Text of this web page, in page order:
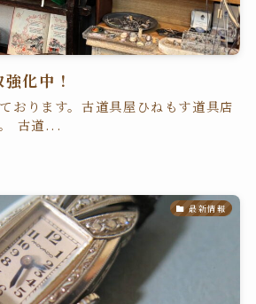
化中！
おります。古道具屋ひねもす道具店
古道...
最新情報